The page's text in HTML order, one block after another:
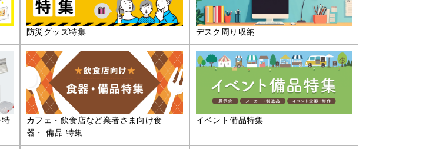
防災グッズ特集 デスク周り収納
特
カフェ・飲食店など業者さま向け食
器・ 備品 特集
イベント備品特集